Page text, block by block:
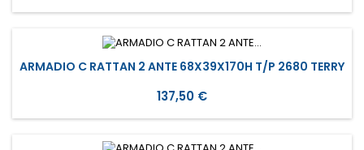
ARMADIO C RATTAN 2 ANTE 68X39X170H T/P 2680 TERRY
Prezzo
137,50 €